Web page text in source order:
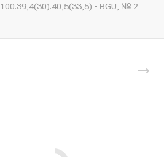
- BGU, № 2